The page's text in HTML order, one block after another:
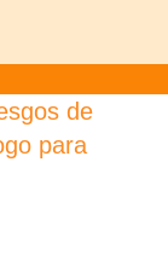
de
para